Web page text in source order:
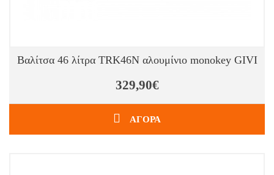
Βαλίτσα 46 λίτρα TRK46N αλουμίνιο monokey GIVI
329,90€
ΑΓΟΡΑ